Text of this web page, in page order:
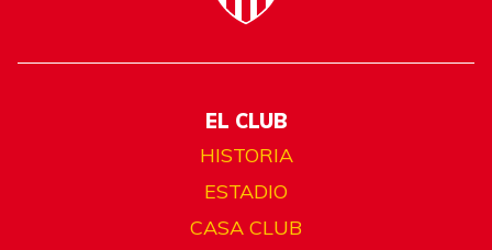
EL CLUB
HISTORIA
ESTADIO
CASA CLUB